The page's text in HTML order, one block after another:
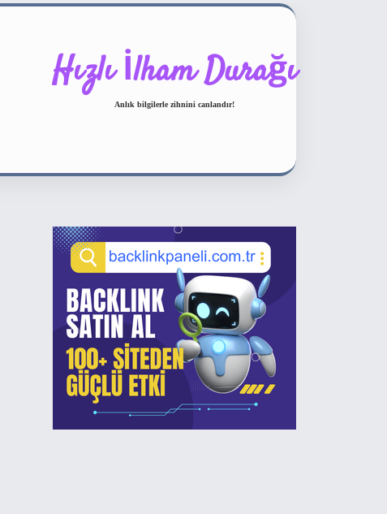
Hızlı İlham Durağı
Anlık bilgilerle zihnini canlandır!